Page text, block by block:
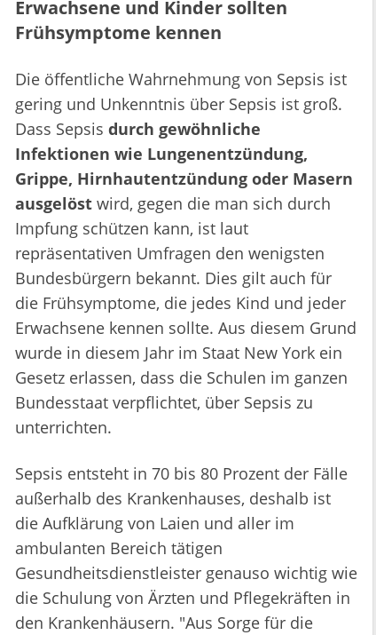
Erwachsene und Kinder sollten
Frühsymptome kennen
Die öffentliche Wahrnehmung von Sepsis ist
gering und Unkenntnis über Sepsis ist groß.
Dass Sepsis durch gewöhnliche
Infektionen wie Lungenentzündung,
Grippe, Hirnhautentzündung oder Masern
ausgelöst wird, gegen die man sich durch
Impfung schützen kann, ist laut
repräsentativen Umfragen den wenigsten
Bundesbürgern bekannt. Dies gilt auch für
die Frühsymptome, die jedes Kind und jeder
Erwachsene kennen sollte. Aus diesem Grund
wurde in diesem Jahr im Staat New York ein
Gesetz erlassen, dass die Schulen im ganzen
Bundesstaat verpflichtet, über Sepsis zu
unterrichten.
Sepsis entsteht in 70 bis 80 Prozent der Fälle
außerhalb des Krankenhauses, deshalb ist
die Aufklärung von Laien und aller im
ambulanten Bereich tätigen
Gesundheitsdienstleister genauso wichtig wie
die Schulung von Ärzten und Pflegekräften in
den Krankenhäusern. "Aus Sorge für die